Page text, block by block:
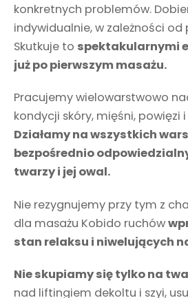
konkretnych problemów.
indywidualnie, w zależności od
Skutkuje to spektakularnymi
już po pierwszym masażu.
Pracujemy wielowarstwowo
kondycji skóry, mięśni, powięzi
Działamy na wszystkich
bezpośrednio
twarzy i jej owal.
Nie rezygnujemy przy tym z
dla masażu Kobido ruchów
stan relaksu i niwelujących
Nie skupiamy się tylko na
nad liftingiem dekoltu i szyi,